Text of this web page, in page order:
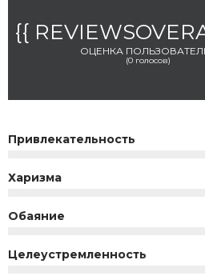
{{
ОЦЕНКА
(0 голосов)
Привлекательность
Харизма
Обаяние
Целеустремленность